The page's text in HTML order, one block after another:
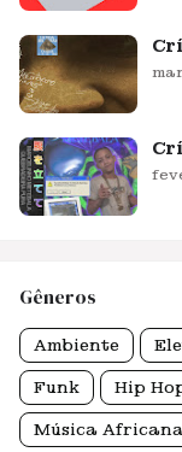
Gêneros
Ambiente
Funk Hip
Música